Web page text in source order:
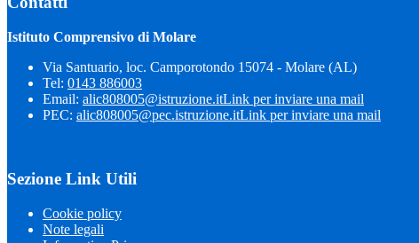
Istituto Comprensivo di Molare
Via Santuario, loc. Camporotondo 15074 - Molare (AL)
Tel: 0143 886003
Email: alic808005@istruzione.itLink per inviare una mail
PEC: alic808005@pec.istruzione.itLink per inviare una mail
Sezione Link Utili
Cookie policy
Note legali